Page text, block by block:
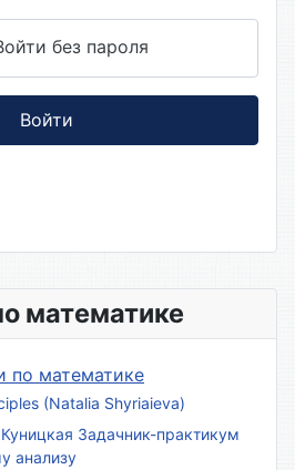
математике
по математике
(Natalia Shyriaieva)
Задачник-практикум
анализу
без пароля
Войти